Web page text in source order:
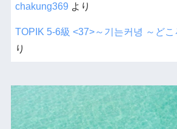
chakung369 より
TOPIK 5-6級 <37>～기는커녕 ～どこ
り